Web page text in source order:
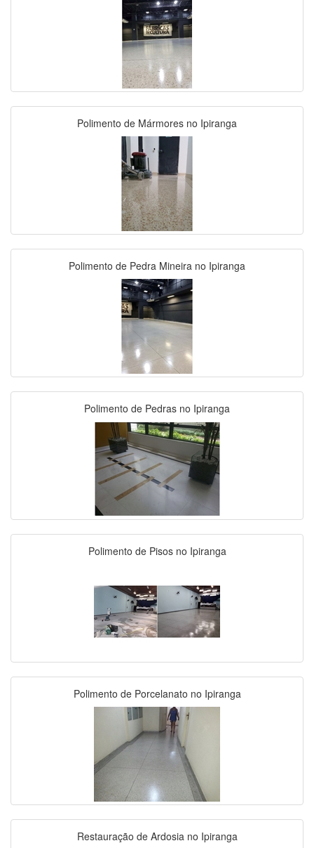
Polimento de Mármores no Ipiranga
Polimento de Pedra Mineira no Ipiranga
Polimento de Pedras no Ipiranga
Polimento de Pisos no Ipiranga
Polimento de Porcelanato no Ipiranga
Restauração de Ardosia no Ipiranga